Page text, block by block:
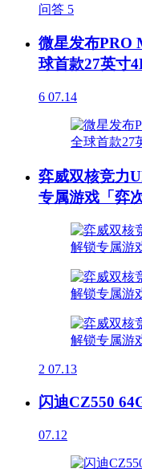
问答 5
微星发布PRO
球首款27英寸
6 07.14
弈威双核竞力
专属游戏「弈
2 07.13
闪迪CZ550
07.12